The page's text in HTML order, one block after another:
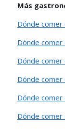
Más
Dónde comer
Dónde comer
Dónde comer
Dónde comer
Dónde comer
Dónde comer